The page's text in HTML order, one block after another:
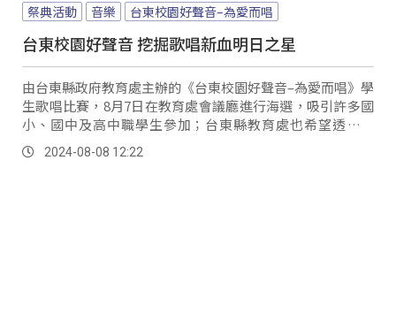
祭典活動 音樂 台東校園好聲音–為愛而唱
台東校園好聲音 挖掘歌唱新血明日之星
由台東縣政府教育處主辦的《台東校園好聲音–為愛而唱》學
生歌唱比賽，8月7日在教育處會議廳進行海選，吸引許多國
小、國中及高中職學生參加；台東縣教育處也希望透過比
賽，發掘更多有歌唱天分的學生。
2024-08-08 12:22